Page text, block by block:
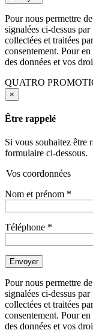
Pour nous permettre
signalées ci-dessus
collectées et traitées
consentement. Pour
des données et vos
QUATRO
×
Être rappelé
Si vous souhaitez être
formulaire ci-dessous.
Vos coordonnées
Nom et prénom *
Téléphone *
Pour nous permettre
signalées ci-dessus
collectées et traitées
consentement. Pour
des données et vos